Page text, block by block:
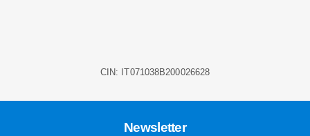
CIN: IT071038B200026628
Newsletter